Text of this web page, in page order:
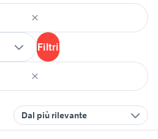
Filtri
Dal più rilevante